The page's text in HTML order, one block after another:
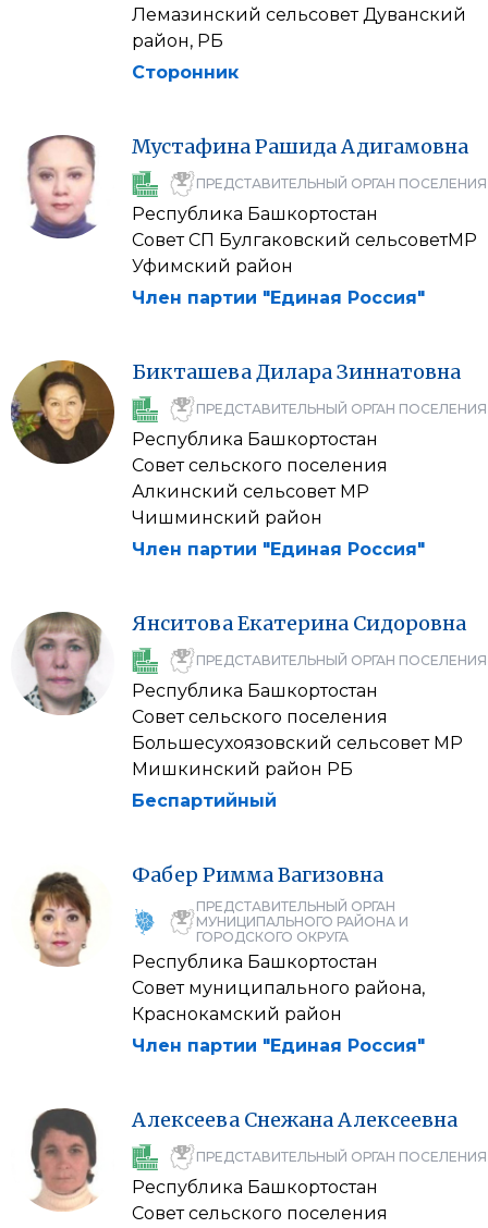
Лемазинский сельсовет Дуванский
район, РБ
Сторонник
МустафинаРашидаАдигамовна
ПРЕДСТАВИТЕЛЬНЫЙ ОРГАН ПОСЕЛЕНИЯ
Республика Башкортостан
Совет СП Булгаковский сельсоветМР
Уфимский район
Член партии "Единая Россия"
БикташеваДилараЗиннатовна
ПРЕДСТАВИТЕЛЬНЫЙ ОРГАН ПОСЕЛЕНИЯ
Республика Башкортостан
Совет сельского поселения
Алкинский сельсовет МР
Чишминский район
Член партии "Единая Россия"
ЯнситоваЕкатерина Сидоровна
ПРЕДСТАВИТЕЛЬНЫЙ ОРГАН ПОСЕЛЕНИЯ
Республика Башкортостан
Совет сельского поселения
Большесухоязовский сельсовет МР
Мишкинский район РБ
Беспартийный
Фабер РиммаВагизовна
ПРЕДСТАВИТЕЛЬНЫЙ ОРГАН
МУНИЦИПАЛЬНОГО РАЙОНА И
ГОРОДСКОГО ОКРУГА
Республика Башкортостан
Совет муниципального района,
Краснокамский район
Член партии "Единая Россия"
Алексеева СнежанаАлексеевна
ПРЕДСТАВИТЕЛЬНЫЙ ОРГАН ПОСЕЛЕНИЯ
Республика Башкортостан
Совет сельского поселения